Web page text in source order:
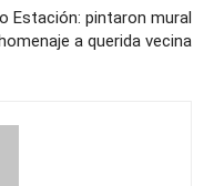
Estación: pintaron mural
a querida vecina